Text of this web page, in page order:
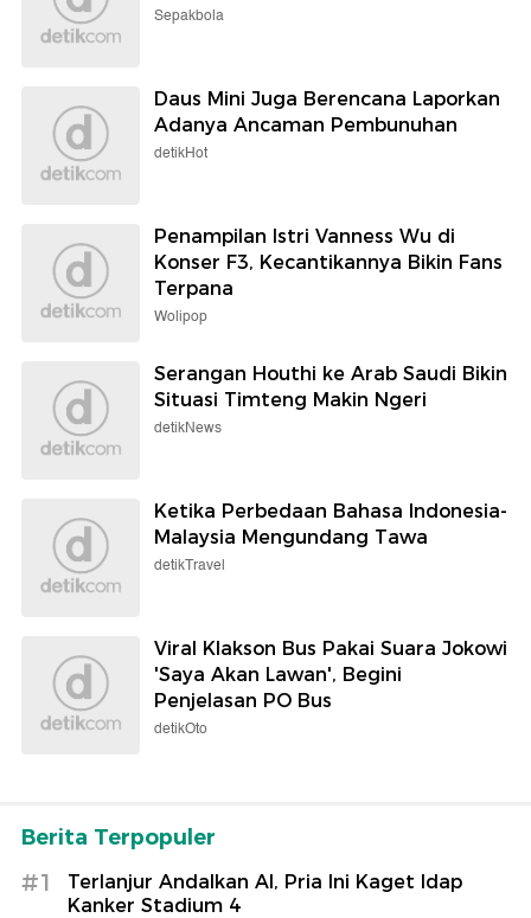
Sepakbola
Daus Mini Juga Berencana Laporkan
Adanya Ancaman Pembunuhan
detikHot
Penampilan Istri Vanness Wu di
Konser F3, Kecantikannya Bikin Fans
Terpana
Wolipop
Serangan Houthi ke Arab Saudi Bikin
Situasi Timteng Makin Ngeri
detikNews
Ketika Perbedaan Bahasa Indonesia-
Malaysia Mengundang Tawa
detikTravel
Viral Klakson Bus Pakai Suara Jokowi
'Saya Akan Lawan', Begini
Penjelasan PO Bus
detikOto
Berita Terpopuler
#1
Terlanjur Andalkan AI, Pria Ini Kaget Idap
Kanker Stadium 4